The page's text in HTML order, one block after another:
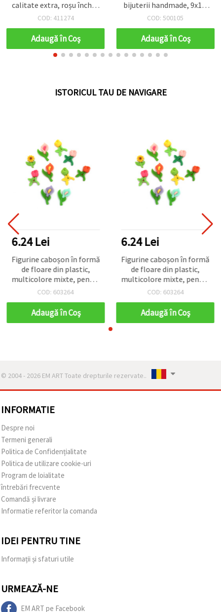
calitate extra, roșu închis,
700x600 mm - 50 g
COD: 411274
Adaugă în Coş
bijuterii handmade, 9x1,2
mm - 100 bucăți
COD: 500105
Adaugă în Coş
ISTORICUL TAU DE NAVIGARE
6.24 Lei
Figurine caboșon în formă
de floare din plastic,
multicolore mixte, pentru
decorațiuni și proiecte DIY,
COD: 603264
Adaugă în Coş
6.24 Lei
Figurine caboșon în formă
de floare din plastic,
multicolore mixte, pentru
decorațiuni și proiecte DIY,
COD: 603264
Adaugă în Coş
© 2004 - 2026 EM ART Toate drepturile rezervate..
INFORMATIE
Despre noi
Termeni generali
Politica de Confidențialitate
Politica de utilizare cookie-uri
Program de loialitate
întrebări frecvente
Comandă și livrare
Informatie referitor la comanda
IDEI PENTRU TINE
Informații și sfaturi utile
URMEAZĂ-NE
EM ART pe Facebook